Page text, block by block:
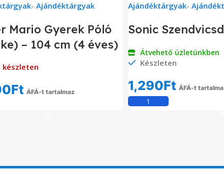
- Ajándéktárgyak
Mario Gyerek Póló
– 104 cm (4 éves)
készleten
Ft ÁFÁ-t tartalmaz
Ajándéktárgyak-
Sonic
Átvehető üzletünkben
Készleten
1,290Ft ÁFÁ-t